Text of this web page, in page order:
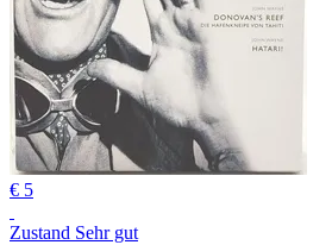
€ 5
Zustand Sehr gut